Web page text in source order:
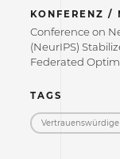
KONFERENZ /
Conference on
(NeurIPS)
Federated
TAGS